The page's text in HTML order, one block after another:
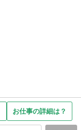
お仕事の詳細は？